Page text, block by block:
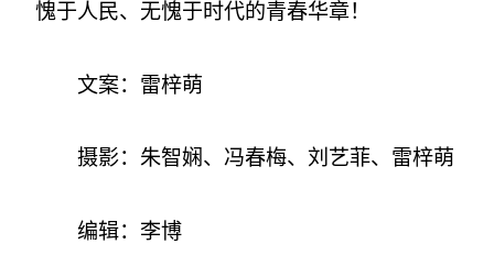
愧于人民、无愧于时代的青春华章！
文案：雷梓萌
摄影：朱智娴、冯春梅、刘艺菲、雷梓萌
编辑：李博